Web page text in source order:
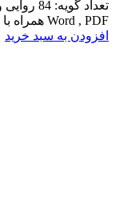
تعداد
Word , PDF همراه با مقاله مرتبط
افزودن به سبد خرید